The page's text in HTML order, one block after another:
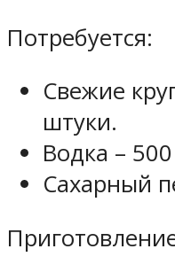
Потребуется:
Свежие
штуки.
Водка –
Сахарный